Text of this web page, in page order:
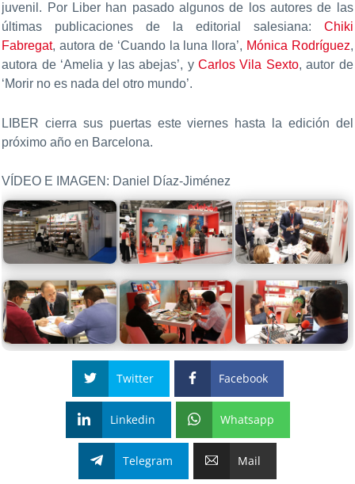
juvenil. Por Liber han pasado algunos de los autores de las
últimas publicaciones de la editorial salesiana: Chiki
Fabregat, autora de ‘Cuando la luna llora’, Mónica Rodríguez,
autora de ‘Amelia y las abejas’, yCarlos Vila Sexto, autor de
‘Morir no es nada del otro mundo’.
LIBER cierra sus puertas este viernes hasta la edición del
próximo año en Barcelona.
VÍDEO E IMAGEN: Daniel Díaz-Jiménez
Twitter Facebook
Linkedin Whatsapp
Telegram Mail